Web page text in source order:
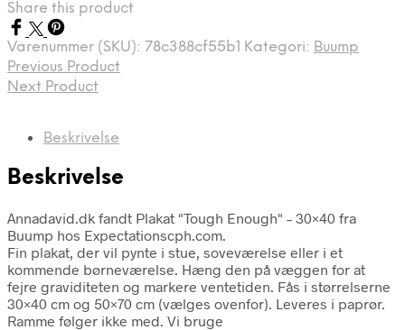
Share this product
Varenummer (SKU): 78c388cf55b1 Kategori: Buump
Previous Product
Next Product
Beskrivelse
Beskrivelse
Annadavid.dk fandt Plakat "Tough Enough" – 30×40 fra
Buump hos Expectationscph.com.
Fin plakat, der vil pynte i stue, soveværelse eller i et
kommende børneværelse. Hæng den på væggen for at
fejre graviditeten og markere ventetiden. Fås i størrelserne
30×40 cm og 50×70 cm (vælges ovenfor). Leveres i paprør.
Ramme følger ikke med. Vi bruge